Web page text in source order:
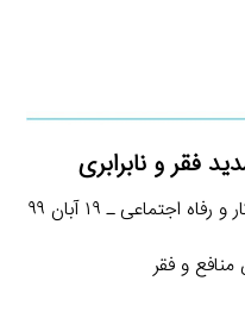
فقر و نابرابری
اجتماعی ـ ۱۹ آبان ۹۹
و فقر